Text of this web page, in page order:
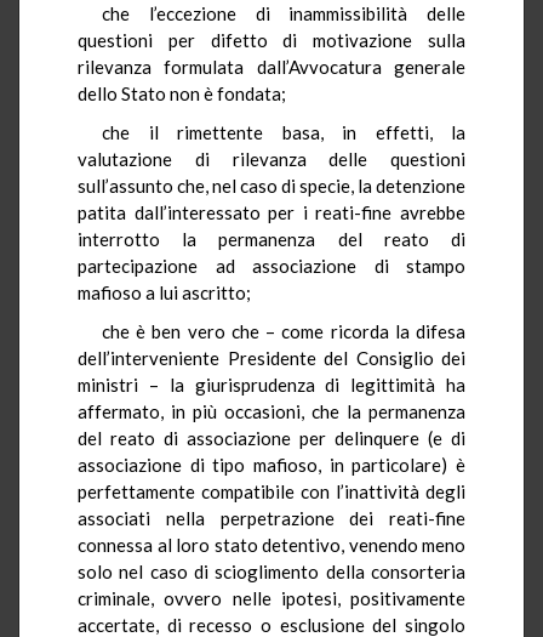
che l’eccezione di inammissibilità delle
questioni per difetto di motivazione sulla
rilevanza formulata dall’Avvocatura generale
dello Stato non è fondata;
che il rimettente basa, in effetti, la
valutazione di rilevanza delle questioni
sull’assunto che, nel caso di specie, la detenzione
patita dall’interessato per i reati-fine avrebbe
interrotto la permanenza del reato di
partecipazione ad associazione di stampo
mafioso a lui ascritto;
che è ben vero che – come ricorda la difesa
dell’interveniente Presidente del Consiglio dei
ministri – la giurisprudenza di legittimità ha
affermato, in più occasioni, che la permanenza
del reato di associazione per delinquere (e di
associazione di tipo mafioso, in particolare) è
perfettamente compatibile con l’inattività degli
associati nella perpetrazione dei reati-fine
connessa al loro stato detentivo, venendo meno
solo nel caso di scioglimento della consorteria
criminale, ovvero nelle ipotesi, positivamente
accertate, di recesso o esclusione del singolo